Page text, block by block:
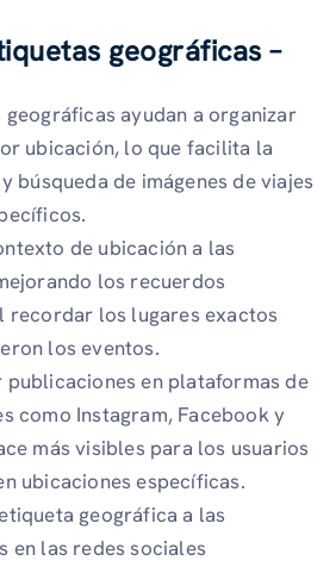
geográficas –
geográficas ayudan a organizar
ubicación, lo que facilita la
búsqueda de imágenes de viajes
de ubicación a las
los recuerdos
recordar los lugares exactos
los eventos.
publicaciones en plataformas de
como Instagram, Facebook y
más visibles para los usuarios
ubicaciones específicas.
geográfica a las
en las redes sociales